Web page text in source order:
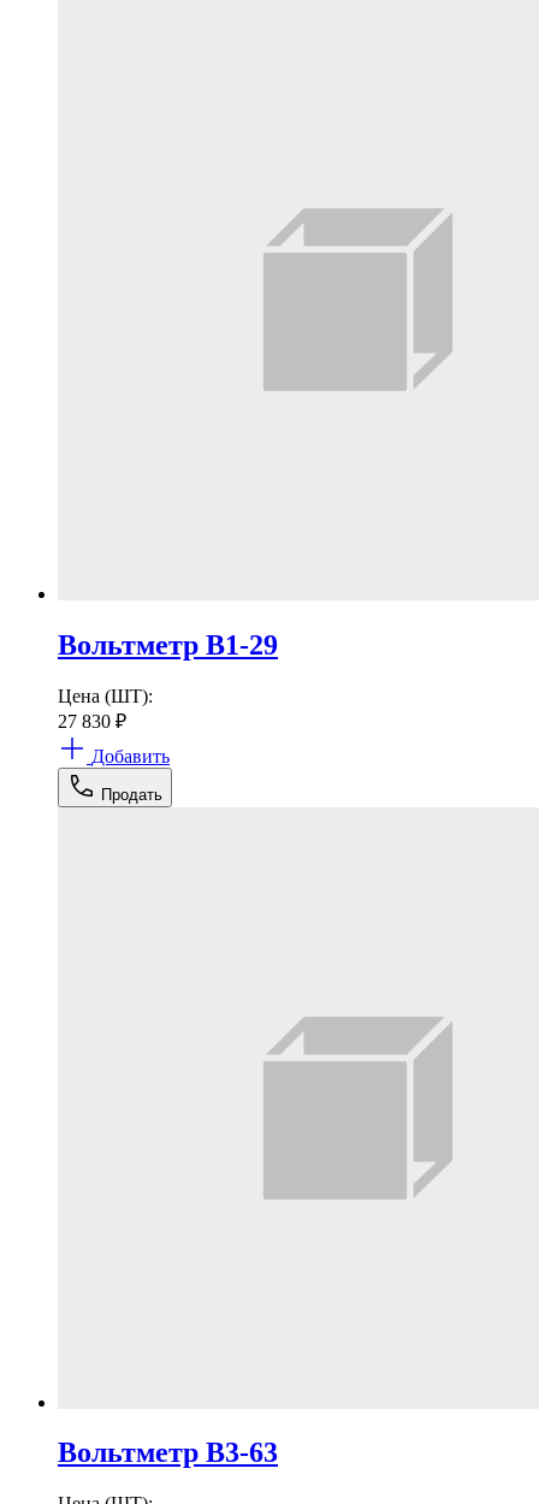
Вольтметр В1-29
Цена (ШТ):
27 830 ₽
Добавить
Продать
Вольтметр В3-63